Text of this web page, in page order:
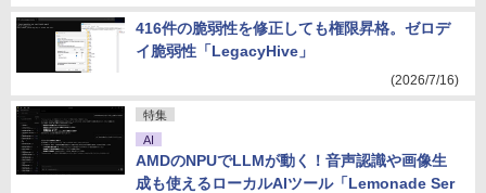
416件の脆弱性を修正しても権限昇格。ゼロデ
イ脆弱性「LegacyHive」
(2026/7/16)
特集
AI
AMDのNPUでLLMが動く！音声認識や画像生
成も使えるローカルAIツール「Lemonade Ser